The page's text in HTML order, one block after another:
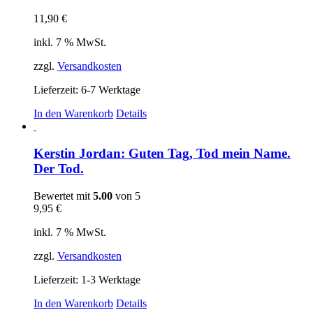
11,90 €
inkl. 7 % MwSt.
zzgl. Versandkosten
Lieferzeit: 6-7 Werktage
In den Warenkorb Details
Kerstin Jordan: Guten Tag, Tod mein Name.
Der Tod.
Bewertet mit 5.00 von 5
9,95 €
inkl. 7 % MwSt.
zzgl. Versandkosten
Lieferzeit: 1-3 Werktage
In den Warenkorb Details